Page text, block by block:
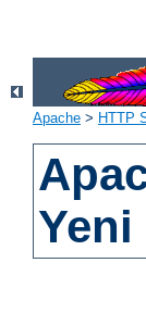
Apache > HTTP